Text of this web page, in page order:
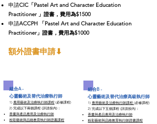
組合A -
心靈藝術及替代治療執行師
1) 應用藝術及治療執行師課程 (必修課程)​
​2) 完成以下兩個課程 (詳請按內)：
香薰與產品應用及治療執行師
粉彩藝術與品格教育執行師證書課程
組合B -
心靈藝術及替代治療高級執行師​
1) 應用藝術及治療執行師課程 (必修課程)​
​2) 完成以下五個課程 (詳請按內)：​
香薰與產品應用及治療執行師
粉彩藝術與品格教育執行師證書課程
申請CIC「Pastel Art and Character Education
Practitioner 」證書，費用為$1500
申請ACCPH
「Pastel Art and Character Education
Practitioner」證書，費用為$1000
額外證書申請​⬇